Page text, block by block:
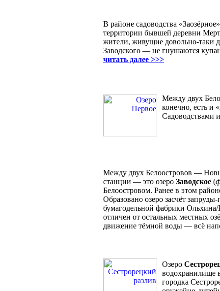
В районе садоводства
территории бывшей деревни
жители, живущие довольно-таки
Заводского — не гнушаются
читать далее >>>
Между двух
конечно, есть и «
Садоводствами
Между двух Белоостровов —
станции — это озеро Заводское (
Белоостровом. Ранее в этом
Образовано озеро засчёт
бумагодельной фабрики
отличен от остальных местных
движение тёмной воды — всё
Озеро
водохранилище
городка